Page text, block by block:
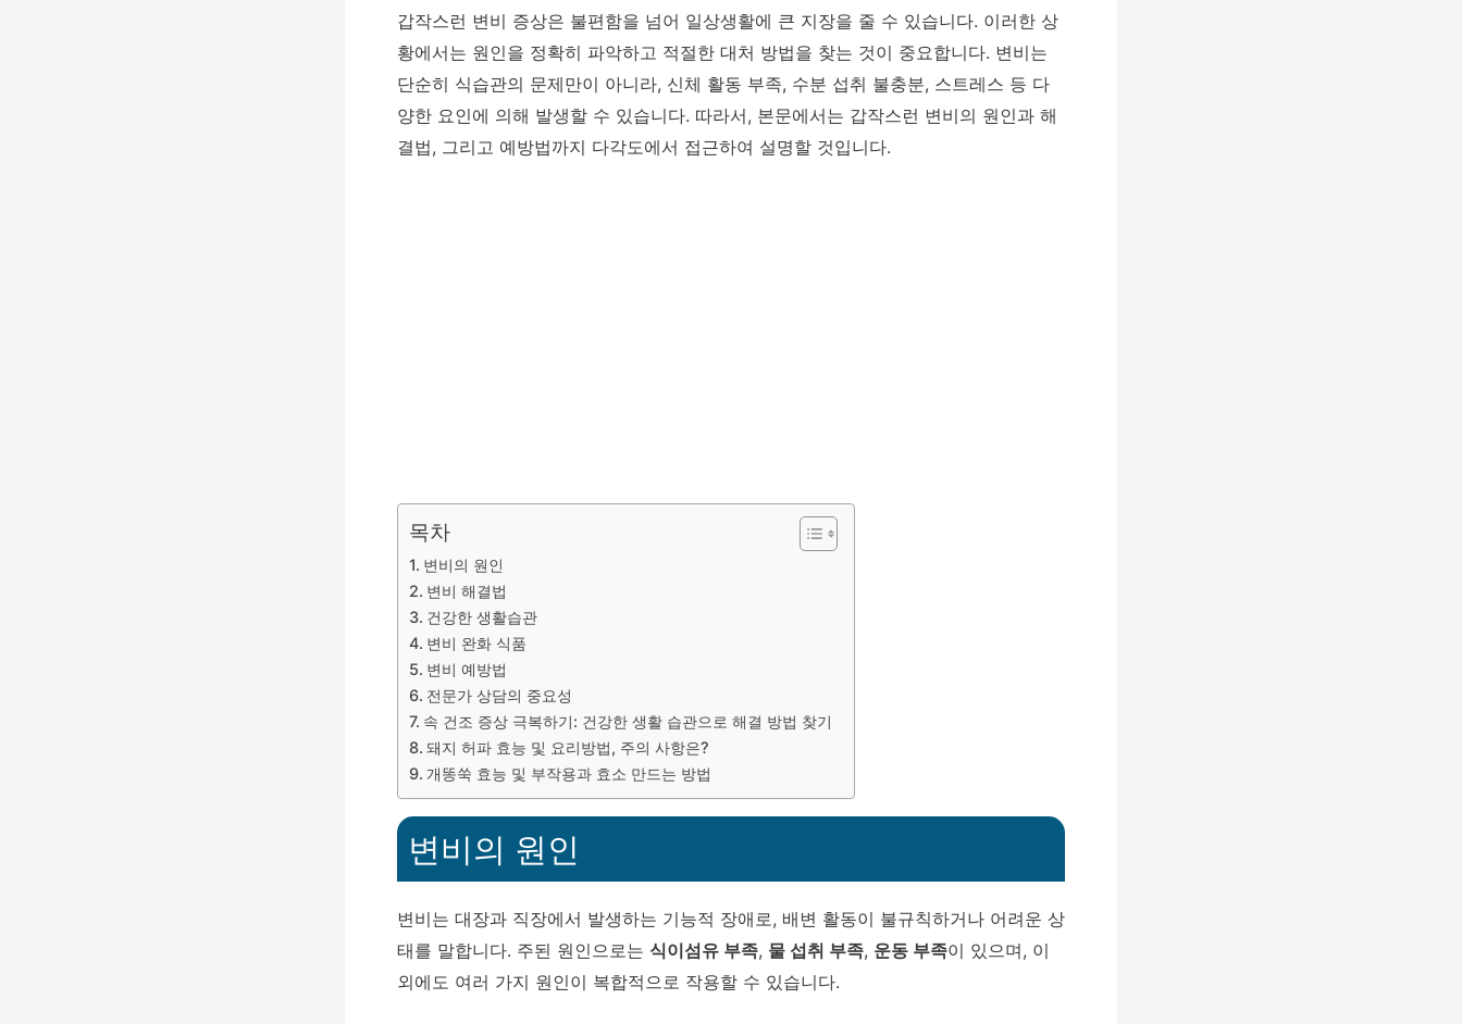
갑작스런 변비 증상은 불편함을 넘어 일상생활에 큰 지장을 줄 수 있습니다. 이러한 상
황에서는 원인을 정확히 파악하고 적절한 대처 방법을 찾는 것이 중요합니다. 변비는
단순히 식습관의 문제만이 아니라, 신체 활동 부족, 수분 섭취 불충분, 스트레스 등 다
양한 요인에 의해 발생할 수 있습니다. 따라서, 본문에서는 갑작스런 변비의 원인과 해
결법, 그리고 예방법까지 다각도에서 접근하여 설명할 것입니다.
목차
변비의 원인
변비 해결법
건강한 생활습관
변비 완화 식품
변비 예방법
전문가 상담의 중요성
속 건조 증상 극복하기: 건강한 생활 습관으로 해결 방법 찾기
돼지 허파 효능 및 요리방법, 주의 사항은?
개똥쑥 효능 및 부작용과 효소 만드는 방법
변비의 원인
변비는 대장과 직장에서 발생하는 기능적 장애로, 배변 활동이 불규칙하거나 어려운 상
태를 말합니다. 주된 원인으로는 식이섬유 부족, 물 섭취 부족, 운동 부족이 있으며, 이
외에도 여러 가지 원인이 복합적으로 작용할 수 있습니다.